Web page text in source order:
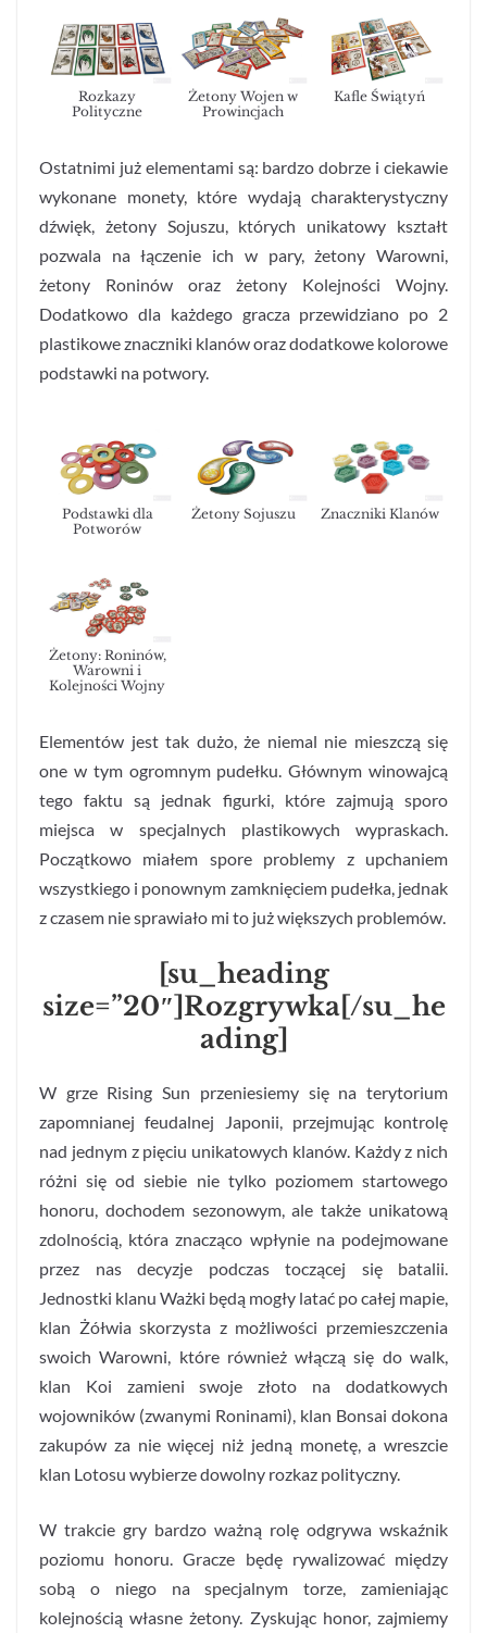
Rozkazy
Polityczne
Żetony Wojen w
Prowincjach
Kafle Świątyń
Ostatnimi już elementami są: bardzo dobrze i ciekawie
wykonane monety, które wydają charakterystyczny
dźwięk, żetony Sojuszu, których unikatowy kształt
pozwala na łączenie ich w pary, żetony Warowni,
żetony Roninów oraz żetony Kolejności Wojny.
Dodatkowo dla każdego gracza przewidziano po 2
plastikowe znaczniki klanów oraz dodatkowe kolorowe
podstawki na potwory.
Podstawki dla
Potworów
Żetony Sojuszu Znaczniki Klanów
Żetony: Roninów,
Warowni i
Kolejności Wojny
Elementów jest tak dużo, że niemal nie mieszczą się
one w tym ogromnym pudełku. Głównym winowajcą
tego faktu są jednak figurki, które zajmują sporo
miejsca w specjalnych plastikowych wypraskach.
Początkowo miałem spore problemy z upchaniem
wszystkiego i ponownym zamknięciem pudełka, jednak
z czasem nie sprawiało mi to już większych problemów.
[su_heading
size=”20″]Rozgrywka[/su_he
ading]
W grze Rising Sun przeniesiemy się na terytorium
zapomnianej feudalnej Japonii, przejmując kontrolę
nad jednym z pięciu unikatowych klanów. Każdy z nich
różni się od siebie nie tylko poziomem startowego
honoru, dochodem sezonowym, ale także unikatową
zdolnością, która znacząco wpłynie na podejmowane
przez nas decyzje podczas toczącej się batalii.
Jednostki klanu Ważki będą mogły latać po całej mapie,
klan Żółwia skorzysta z możliwości przemieszczenia
swoich Warowni, które również włączą się do walk,
klan Koi zamieni swoje złoto na dodatkowych
wojowników (zwanymi Roninami), klan Bonsai dokona
zakupów za nie więcej niż jedną monetę, a wreszcie
klan Lotosu wybierze dowolny rozkaz polityczny.
W trakcie gry bardzo ważną rolę odgrywa wskaźnik
poziomu honoru. Gracze będę rywalizować między
sobą o niego na specjalnym torze, zamieniając
kolejnością własne żetony. Zyskując honor, zajmiemy